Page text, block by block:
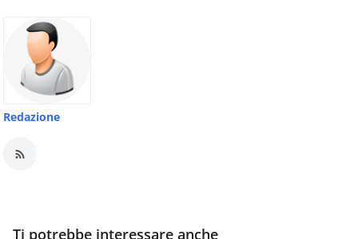
Redazione
Ti potrebbe interessare anche